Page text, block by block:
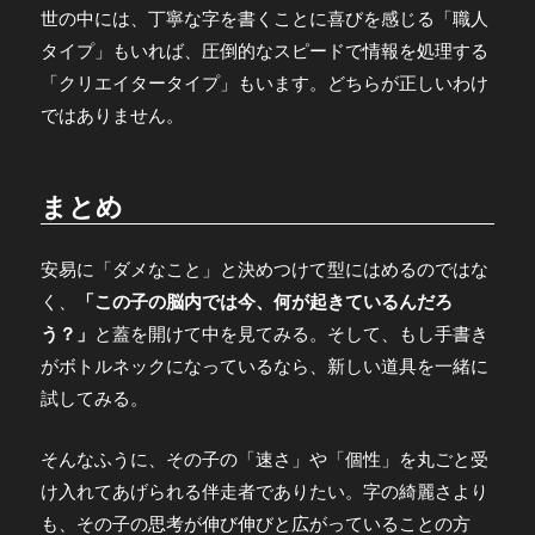
世の中には、丁寧な字を書くことに喜びを感じる「職人
タイプ」もいれば、圧倒的なスピードで情報を処理する
「クリエイタータイプ」もいます。どちらが正しいわけ
ではありません。
まとめ
安易に「ダメなこと」と決めつけて型にはめるのではな
く、
「この子の脳内では今、何が起きているんだろ
う？」 と蓋を開けて中を見てみる。そして、もし手書き
がボトルネックになっているなら、新しい道具を一緒に
試してみる。
そんなふうに、その子の「速さ」や「個性」を丸ごと受
け入れてあげられる伴走者でありたい。字の綺麗さより
も、その子の思考が伸び伸びと広がっていることの方